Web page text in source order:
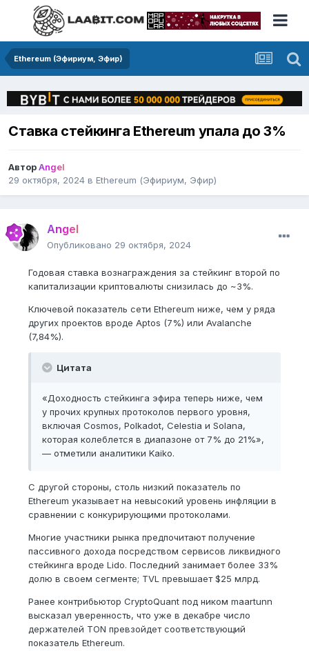
Ethereum (Эфириум, Эфир)
Ставка стейкинга Ethereum упала до 3%
АвторAngel
29 октября, 2024 в Ethereum (Эфириум, Эфир)
Angel
Опубликовано 29 октября, 2024
Годовая ставка вознаграждения за стейкинг второй по
капитализации криптовалюты снизилась до ~3%.
Ключевой показатель сети Ethereum ниже, чем у ряда
других проектов вроде Aptos (7%) или Avalanche
(7,84%).
Цитата
«Доходность стейкинга эфира теперь ниже, чем
у прочих крупных протоколов первого уровня,
включая Cosmos, Polkadot, Celestia и Solana,
которая колеблется в диапазоне от 7% до 21%»,
— отметили аналитики Kaiko.
С другой стороны, столь низкий показатель по
Ethereum указывает на невысокий уровень инфляции в
сравнении с конкурирующими протоколами.
Многие участники рынка предпочитают получение
пассивного дохода посредством сервисов ликвидного
стейкинга вроде Lido. Последний занимает более 33%
долю в своем сегменте; TVL превышает $25 млрд.
Ранее контрибьютор CryptoQuant под ником maartunn
высказал уверенность, что уже в декабре число
держателей TON превзойдет соответствующий
показатель Ethereum.